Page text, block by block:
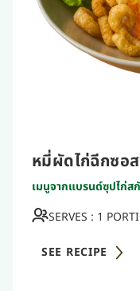
หมี่ผัดไก่ฉีกซอ
เมนูจากแบรนด์ซุปไก่ส
SERVES : 1
SEE RECIPE